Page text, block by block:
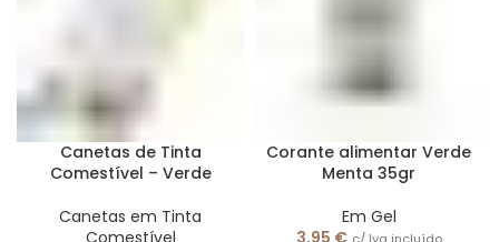
Canetas de Tinta
Comestível – Verde
Canetas em Tinta
Comestível
Corante alimentar Verde
Menta 35gr
Em Gel
3,95 €